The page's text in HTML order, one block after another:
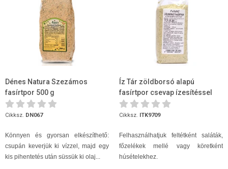
Dénes Natura Szezámos
fasírtpor 500 g
Cikksz. DN067
Könnyen és gyorsan elkészíthető:
csupán keverjük ki vízzel, majd egy
kis pihentetés után süssük ki olaj...
Íz Tár zöldborsó alapú
fasírtpor csevap ízesítéssel
200g
Cikksz. ITK9709
Felhasználhatjuk feltétként saláták,
főzelékek mellé vagy köretként
húsételekhez.